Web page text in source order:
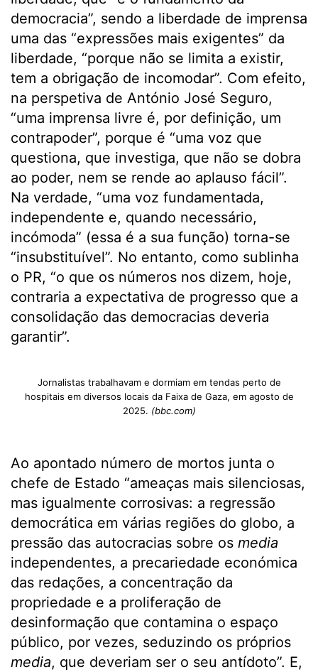
democracia”, sendo a liberdade de imprensa
uma das “expressões mais exigentes” da
liberdade, “porque não se limita a existir,
tem a obrigação de incomodar”. Com efeito,
na perspetiva de António José Seguro,
“uma imprensa livre é, por definição, um
contrapoder”, porque é “uma voz que
questiona, que investiga, que não se dobra
ao poder, nem se rende ao aplauso fácil”.
Na verdade, “uma voz fundamentada,
independente e, quando necessário,
incómoda” (essa é a sua função) torna-se
“insubstituível”. No entanto, como sublinha
o PR, “o que os números nos dizem, hoje,
contraria a expectativa de progresso que a
consolidação das democracias deveria
garantir”.
Jornalistas trabalhavam e dormiam em tendas perto de
hospitais em diversos locais da Faixa de Gaza, em agosto de
2025. (bbc.com)
Ao apontado número de mortos junta o
chefe de Estado “ameaças mais silenciosas,
mas igualmente corrosivas: a regressão
democrática em várias regiões do globo, a
pressão das autocracias sobre os media
independentes, a precariedade económica
das redações, a concentração da
propriedade e a proliferação de
desinformação que contamina o espaço
público, por vezes, seduzindo os próprios
media, que deveriam ser o seu antídoto”. E,